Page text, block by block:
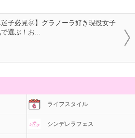
迷子必見🌞】グラノーラ好き現役女子
選ぶ！お...
ライフスタイル
シンデレラフェス